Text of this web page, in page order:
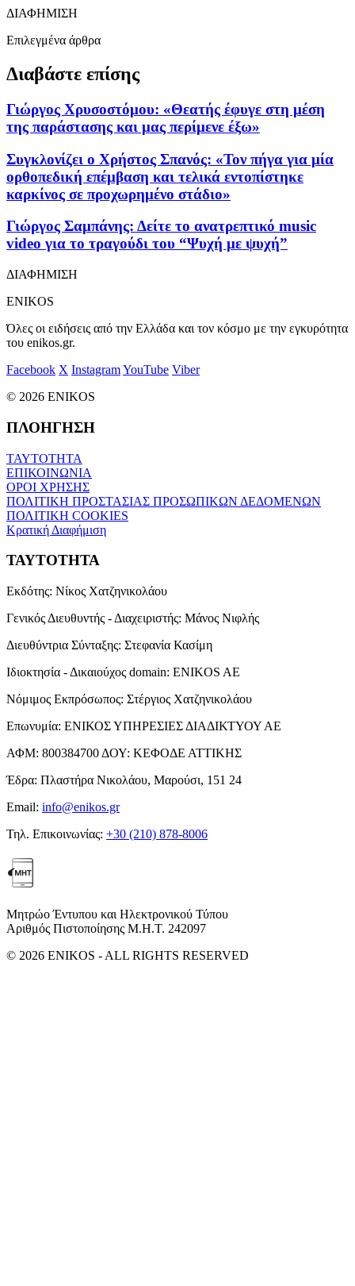
ΔΙΑΦΗΜΙΣΗ
Επιλεγμένα άρθρα
Διαβάστε επίσης
Γιώργος Χρυσοστόμου: «Θεατής έφυγε στη μέση
της παράστασης και μας περίμενε έξω»
Συγκλονίζει ο Χρήστος Σπανός: «Τον πήγα για μία
ορθοπεδική επέμβαση και τελικά εντοπίστηκε
καρκίνος σε προχωρημένο στάδιο»
Γιώργος Σαμπάνης: Δείτε το ανατρεπτικό music
video για το τραγούδι του “Ψυχή με ψυχή”
ΔΙΑΦΗΜΙΣΗ
ENIKOS
Όλες οι ειδήσεις από την Ελλάδα και τον κόσμο με την εγκυρότητα
του enikos.gr.
Facebook X InstagramYouTube Viber
© 2026 ENIKOS
ΠΛΟΗΓΗΣΗ
ΤΑΥΤΟΤΗΤΑ
ΕΠΙΚΟΙΝΩΝΙΑ
ΟΡΟΙ ΧΡΗΣΗΣ
ΠΟΛΙΤΙΚΗ ΠΡΟΣΤΑΣΙΑΣ ΠΡΟΣΩΠΙΚΩΝ ΔΕΔΟΜΕΝΩΝ
ΠΟΛΙΤΙΚΗ COOKIES
Κρατική Διαφήμιση
ΤΑΥΤΟΤΗΤΑ
Εκδότης: Νίκος Χατζηνικολάου
Γενικός Διευθυντής - Διαχειριστής: Μάνος Νιφλής
Διευθύντρια Σύνταξης: Στεφανία Κασίμη
Ιδιοκτησία - Δικαιούχος domain: ENIKOS AE
Νόμιμος Εκπρόσωπος: Στέργιος Χατζηνικολάου
Επωνυμία: ΕΝΙΚΟΣ ΥΠΗΡΕΣΙΕΣ ΔΙΑΔΙΚΤΥΟΥ ΑΕ
ΑΦΜ: 800384700 ΔΟΥ: ΚΕΦΟΔΕ ΑΤΤΙΚΗΣ
Έδρα: Πλαστήρα Νικολάου, Μαρούσι, 151 24
Email: info@enikos.gr
Τηλ. Επικοινωνίας: +30 (210) 878-8006
Μητρώο Έντυπου και Ηλεκτρονικού Τύπου
Αριθμός Πιστοποίησης Μ.Η.Τ. 242097
© 2026 ENIKOS - ALL RIGHTS RESERVED